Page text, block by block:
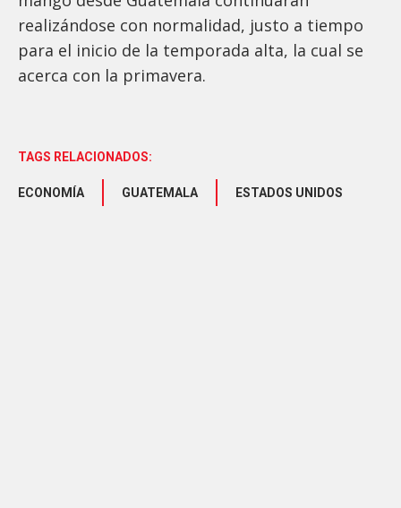
realizándose con normalidad, justo a tiempo
para el inicio de la temporada alta, la cual se
acerca con la primavera.
TAGS RELACIONADOS:
ECONOMÍA GUATEMALA ESTADOS UNIDOS